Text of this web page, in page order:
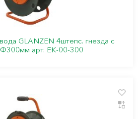
GLANZEN 4штепс. гнезда с
арт. EK-00-300